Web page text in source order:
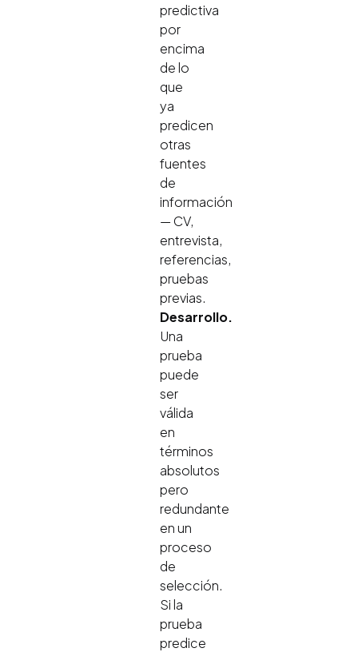
predictiva
por
encima
de lo
que
ya
predicen
otras
fuentes
de
información
— CV,
entrevista,
referencias,
pruebas
previas.
Desarrollo.
Una
prueba
puede
ser
válida
en
términos
absolutos
pero
redundante
en un
proceso
de
selección.
Si la
prueba
predice